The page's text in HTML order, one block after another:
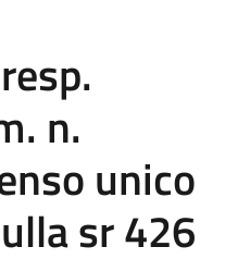
n.
unico
sr 426